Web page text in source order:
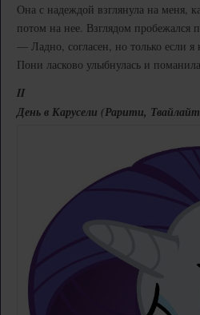
Она с надеждой взглянула на меня,
потом на нее. Взглядом пробежался
— Ладно, согласен, но только если
Пони ласково улыбнулась и
II
День в Карусели (Рарити,